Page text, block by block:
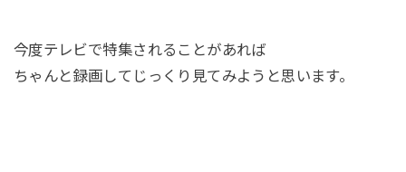
今度テレビで特集されることがあれば
ちゃんと録画してじっくり見てみようと思います。